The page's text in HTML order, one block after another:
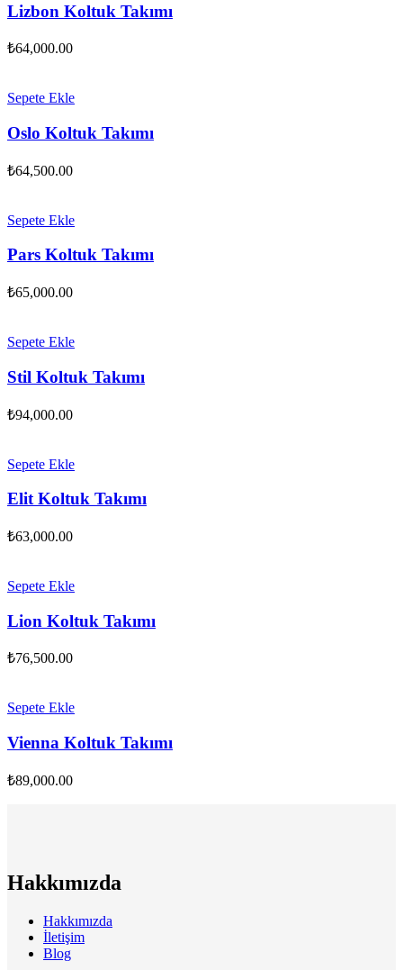
Lizbon Koltuk Takımı
₺64,000.00
Sepete Ekle
Oslo Koltuk Takımı
₺64,500.00
Sepete Ekle
Pars Koltuk Takımı
₺65,000.00
Sepete Ekle
Stil Koltuk Takımı
₺94,000.00
Sepete Ekle
Elit Koltuk Takımı
₺63,000.00
Sepete Ekle
Lion Koltuk Takımı
₺76,500.00
Sepete Ekle
Vienna Koltuk Takımı
₺89,000.00
Hakkımızda
Hakkımızda
İletişim
Blog